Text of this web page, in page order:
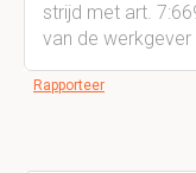
strijd met art.
van de
Rapporteer